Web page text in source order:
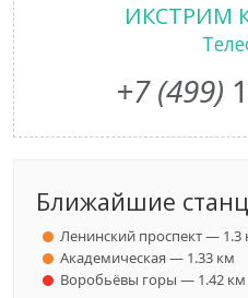
ИКСТРИМ
+7 (499)
Ближайшие
Ленинский проспект — 1.3
Академическая — 1.33 км
Воробьёвы горы — 1.42 км